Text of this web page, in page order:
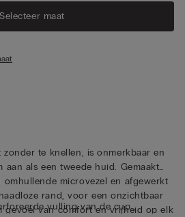
Selecteer maat
te knellen, is onmerkbaar en
aan als een tweede huid. Gemaakt
omhullende microvezel en afgewerkt
rand, voor een onzichtbaar
gevoel van comfort en vrijheid op elk
vulling van de cup